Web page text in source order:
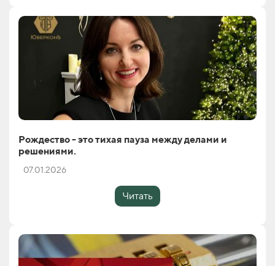
Рождество - это тихая пауза между делами и
решениями.
07.01.2026
Читать